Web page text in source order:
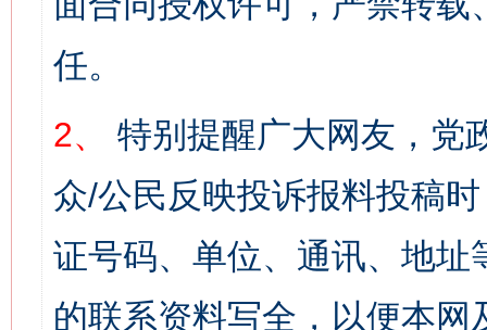
任。
2、
特别提醒广大网友，党
众/公民反映投诉报料投稿
证号码、单位、通讯、地
的联系资料写全，以便本